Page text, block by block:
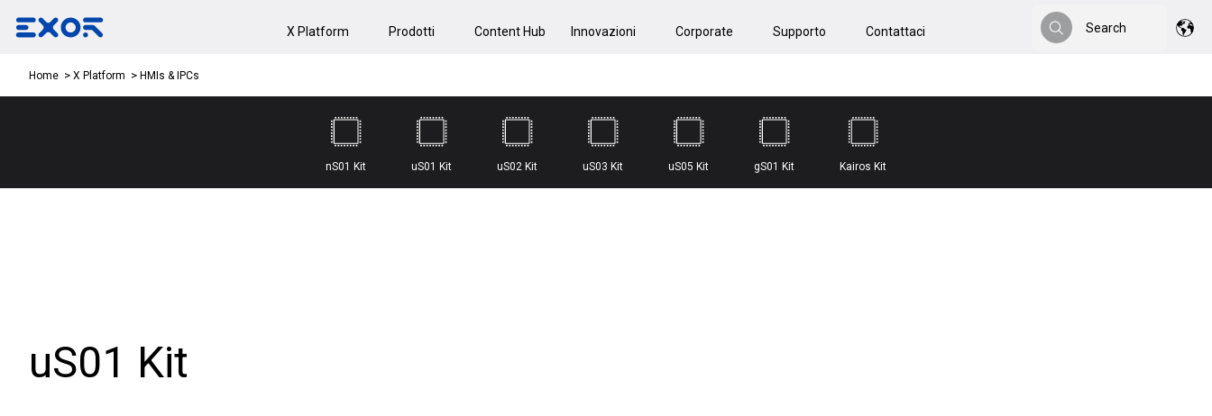
X Platform Prodotti Content Hub Innovazioni Corporate Supporto Contattaci
Search
Search
Home X Platform HMIs & IPCs
nS01 Kit uS01 Kit uS02 Kit uS03 Kit uS05 Kit gS01 Kit Kairos Kit
uS01 Kit